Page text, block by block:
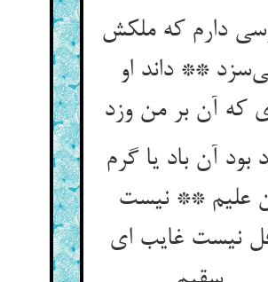
دارم که ملکش
** داند او
که آن بر من وزد
بود آن باد یا گرم
علیم ** نیست
نیست غایب ای